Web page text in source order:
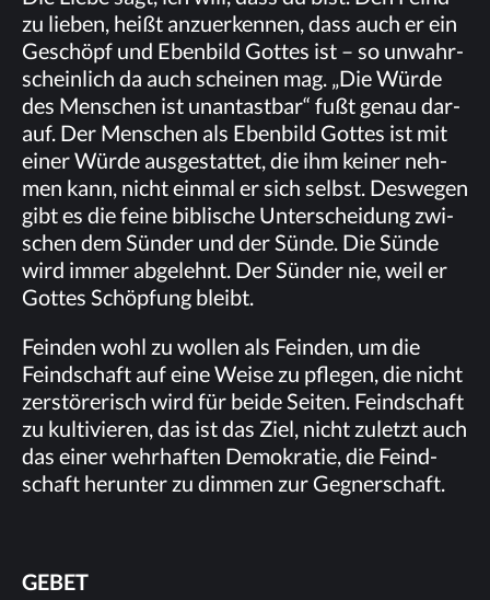
zu lie­ben, heißt an­zu­er­ken­nen, dass auch er ein
Ge­schöpf und Eben­bild Got­tes ist – so un­wahr­
schein­lich da auch schei­nen mag. „Die Wür­de
des Men­schen ist un­an­tast­bar“ fußt ge­nau dar­
auf. Der Men­schen als Eben­bild Got­tes ist mit
ei­ner Wür­de aus­ge­stat­tet, die ihm kei­ner neh­
men kann, nicht ein­mal er sich selbst. Des­we­gen
gibt es die fei­ne bi­bli­sche Un­ter­schei­dung zwi­
schen dem Sün­der und der Sün­de. Die Sün­de
wird im­mer ab­ge­lehnt. Der Sün­der nie, weil er
Got­tes Schöp­fung bleibt.
Fein­den wohl zu wol­len als Fein­den, um die
Feind­schaft auf eine Wei­se zu pfle­gen, die nicht
zer­stö­re­risch wird für bei­de Sei­ten. Feind­schaft
zu kul­ti­vie­ren, das ist das Ziel, nicht zu­letzt auch
das ei­ner wehr­haf­ten De­mo­kra­tie, die Feind­
schaft her­un­ter zu dim­men zur Geg­ner­schaft.
GE­BET